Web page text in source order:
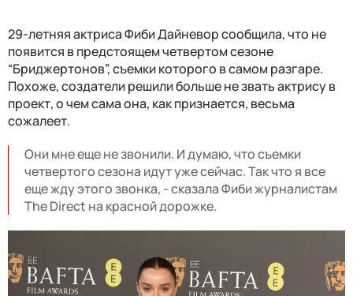
29-летняя актриса Фиби Дайневор сообщила, что не
появится в предстоящем четвертом сезоне
“Бриджертонов”, съемки которого в самом разгаре.
Похоже, создатели решили больше не звать актрису в
проект, о чем сама она, как признается, весьма
сожалеет.
Они мне еще не звонили. И думаю, что съемки
четвертого сезона идут уже сейчас. Так что я все
еще жду этого звонка, - сказала Фиби журналистам
The Direct на красной дорожке.